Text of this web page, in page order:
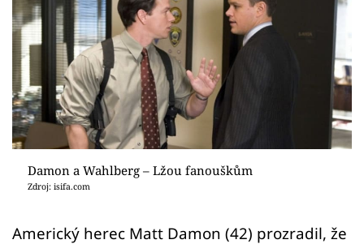
Virály
Sex a vztahy
Videa
Sledujte prima+
Přihlášení
Damon a Wahlberg – Lžou fanouškům
Zdroj: isifa.com
Americký herec Matt Damon (42) prozradil, že